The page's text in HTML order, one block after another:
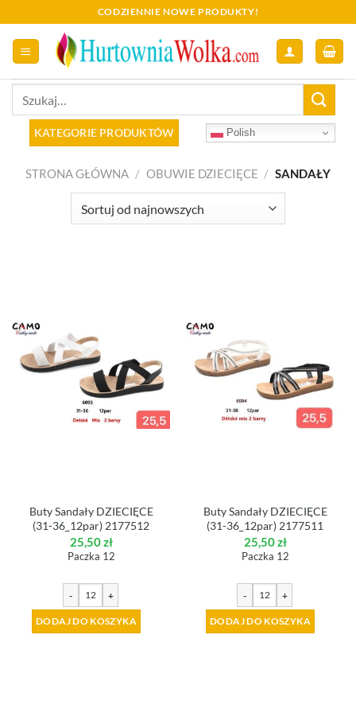
to
content
CODZIENNIE NOWE PRODUKTY!
KATEGORIE PRODUKTÓW Polish
STRONA GŁÓWNA / OBUWIE DZIECIĘCE / SANDAŁY
Buty Sandały DZIECIĘCE
(31-36_12par) 2177512
25,50zł
Paczka 12
- +
DODAJ DO KOSZYKA
Buty Sandały DZIECIĘCE
(31-36_12par) 2177511
25,50zł
Paczka 12
- +
DODAJ DO KOSZYKA